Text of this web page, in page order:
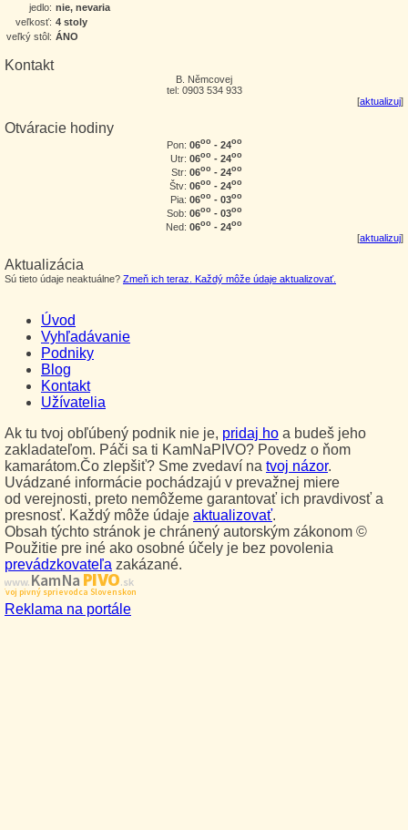
jedlo: nie, nevaria
veľkosť: 4 stoly
veľký stôl: ÁNO
Kontakt
B. Němcovej
tel: 0903 534 933
[aktualizuj]
Otváracie hodiny
Pon: 06oo - 24oo
Utr: 06oo - 24oo
Str: 06oo - 24oo
Štv: 06oo - 24oo
Pia: 06oo - 03oo
Sob: 06oo - 03oo
Ned: 06oo - 24oo
[aktualizuj]
Aktualizácia
Sú tieto údaje neaktuálne? Zmeň ich teraz. Každý môže údaje aktualizovať.
Úvod
Vyhľadávanie
Podniky
Blog
Kontakt
Užívatelia
Ak tu tvoj obľúbený podnik nie je, pridaj ho a budeš jeho
zakladateľom. Páči sa ti KamNaPIVO? Povedz o ňom
kamarátom.Čo zlepšiť? Sme zvedaví na tvoj názor.
Uvádzané informácie pochádzajú v prevažnej miere
od verejnosti, preto nemôžeme garantovať ich pravdivosť a
presnosť. Každý môže údaje aktualizovať.
Obsah týchto stránok je chránený autorským zákonom ©
Použitie pre iné ako osobné účely je bez povolenia
prevádzkovateľa zakázané.
www.Kam NaPIVO.sk
Tvoj pivný sprievodca Slovenskom
Reklama na portále